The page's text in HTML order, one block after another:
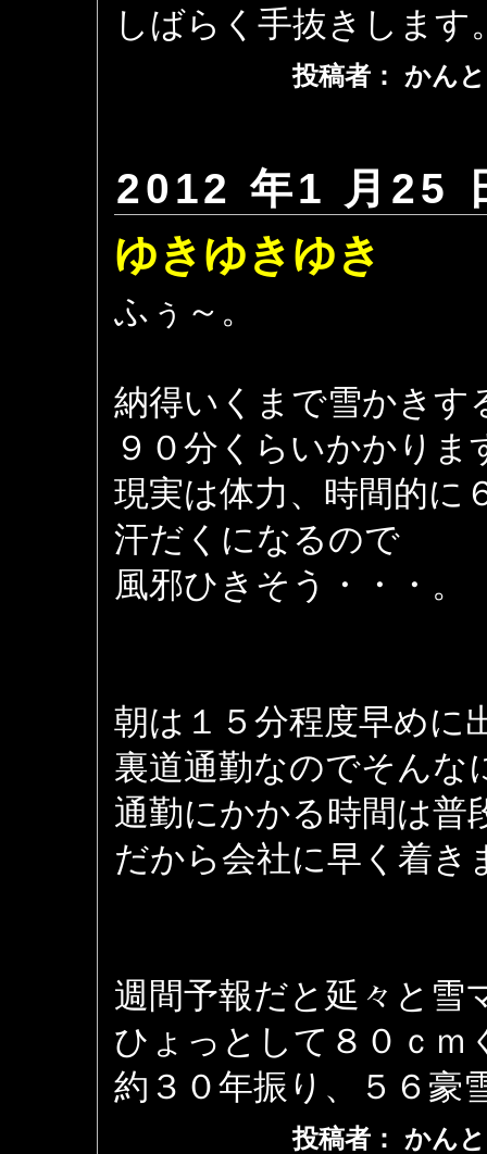
しばらく手抜きします
投稿者： かん
2012 年1 月25
ゆきゆきゆき
ふぅ～。
納得いくまで雪かきす
９０分くらいかかりま
現実は体力、時間的に
汗だくになるので
風邪ひきそう・・・。
朝は１５分程度早めに
裏道通勤なのでそんな
通勤にかかる時間は普
だから会社に早く着き
週間予報だと延々と雪
ひょっとして８０ｃｍ
約３０年振り、５６豪
投稿者： かん